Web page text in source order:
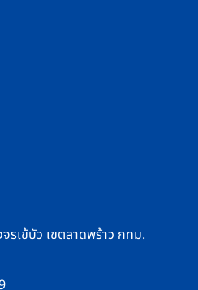
รเข้บัว เขตลาดพร้าว กทม.